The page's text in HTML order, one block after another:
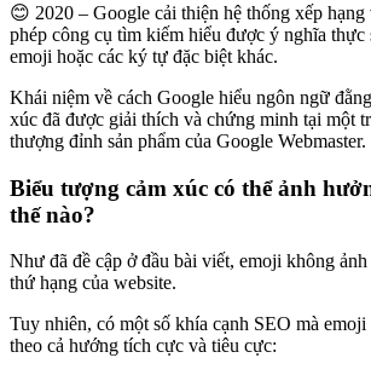
😊 2020 – Google cải thiện hệ thống xếp
phép công cụ tìm kiếm hiểu được ý nghĩa thực
emoji hoặc các ký tự đặc biệt khác.
Khái niệm về cách Google hiểu ngôn ngữ
xúc đã được giải thích và chứng minh tại một
thượng đỉnh sản phẩm của Google Webmaster.
Biểu tượng cảm xúc có thể ảnh
thế nào?
Như đã đề cập ở đầu bài viết, emoji không
thứ hạng của website.
Tuy nhiên, có một số khía cạnh SEO mà
theo cả hướng tích cực và tiêu cực: